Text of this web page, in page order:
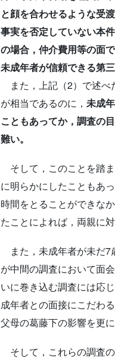
と顔を合わせるような受
事実を否定していない本
の場合，仲介費用等の面
未成年者が信頼できる第
また，上記（2）で述べ
が相当であるのに， 未成
こともあってか，調査の
難い。
そして，このことを踏
に明らかにしたこともあ
時間をとることができな
たことによれば，両親に
また，未成年者が未だ7
が中間の調査において面
いに巻き込む調査には応
成年者との面接にこだわ
父母の葛藤下の影響を更
そして，これらの調査